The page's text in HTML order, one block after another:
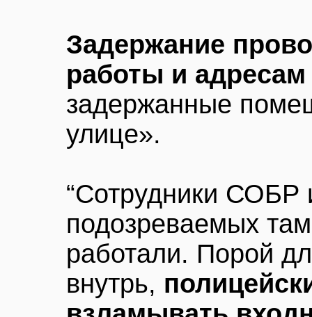
Задержание
работы и
задержанные
улице».
“Сотрудники
подозреваемых
работали. Порой
внутрь,